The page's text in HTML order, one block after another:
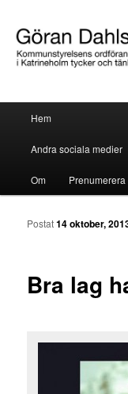
Göran
Göran Dahlström,
Hoppa till
Hoppa till sekundärt
Hem
Andra sociala medier
Om Prenumerera
Bra lag
Postat14 oktober,